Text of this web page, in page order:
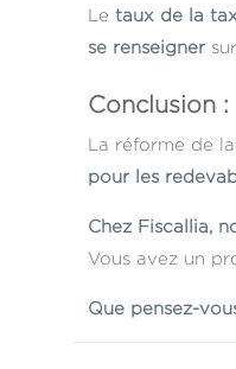
Letaux de la
se renseigner
Conclusion
La réforme de
pour les
Chez Fiscallia,
Vous avez un
Que pensez-